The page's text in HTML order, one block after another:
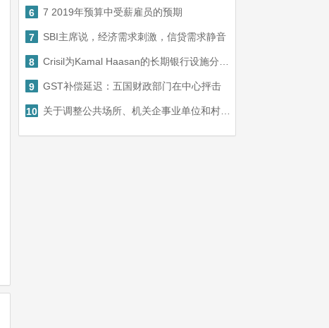
6 7 2019年预算中受薪雇员的预期
7 SBI主席说，经济需求刺激，信贷需求静音
8 Crisil为Kamal Haasan的长期银行设施分配了“B +”评分
9 GST补偿延迟：五国财政部门在中心抨击
10 关于调整公共场所、机关企事业单位和村（社区）新冠肺炎疫情常态化防控卫生防护要求的通知